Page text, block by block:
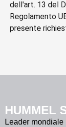
dell'art. 13 del
Regolamento
presente
HUMMEL
Leader